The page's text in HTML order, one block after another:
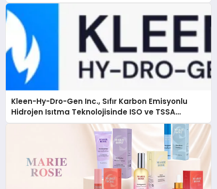
Kleen-Hy-Dro-Gen Inc., Sıfır Karbon Emisyonlu
Hidrojen Isıtma Teknolojisinde ISO ve TSSA
Düzenleyici Onaylarını Aldı